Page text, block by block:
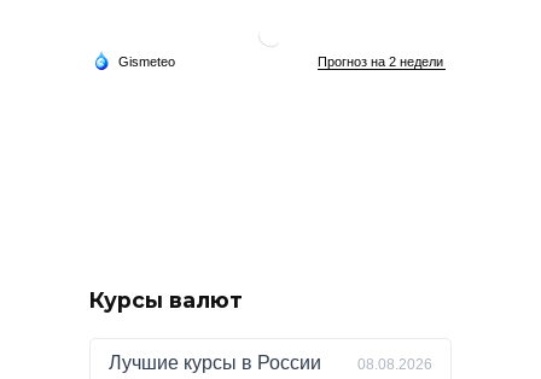
Курсы валют
Лучшие курсы в России 08.08.2026